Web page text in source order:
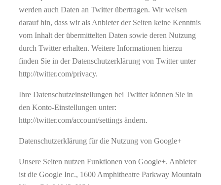
werden auch Daten an Twitter übertragen. Wir weisen
darauf hin, dass wir als Anbieter der Seiten keine Kenntnis
vom Inhalt der übermittelten Daten sowie deren Nutzung
durch Twitter erhalten. Weitere Informationen hierzu
finden Sie in der Datenschutzerklärung von Twitter unter
http://twitter.com/privacy.
Ihre Datenschutzeinstellungen bei Twitter können Sie in
den Konto-Einstellungen unter:
http://twitter.com/account/settings ändern.
Datenschutzerklärung für die Nutzung von Google+
Unsere Seiten nutzen Funktionen von Google+. Anbieter
ist die Google Inc., 1600 Amphitheatre Parkway Mountain